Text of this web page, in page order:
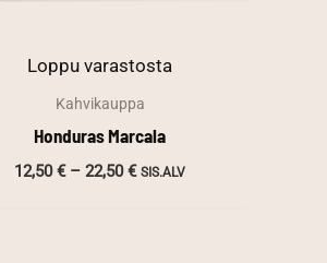
Loppu varastosta
Kahvikauppa
Honduras Marcala
12,50€ – 22,50€Hintaluokka:
SIS.ALV